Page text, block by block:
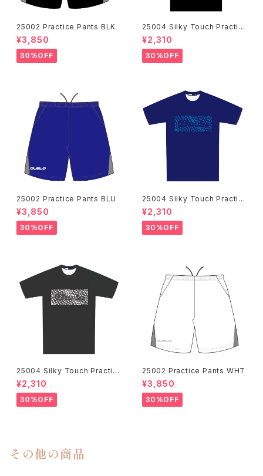
25002 Practice Pants BLK
¥3,850
30%OFF
25004 Silky Touch Practic
e Shirts BLK
¥2,310
30%OFF
25002 Practice Pants BLU
¥3,850
30%OFF
25004 Silky Touch Practic
e Shirts NVY
¥2,310
30%OFF
25004 Silky Touch Practic
e Shirts Gunmetal
¥2,310
30%OFF
25002 Practice Pants WHT
¥3,850
30%OFF
その他の商品